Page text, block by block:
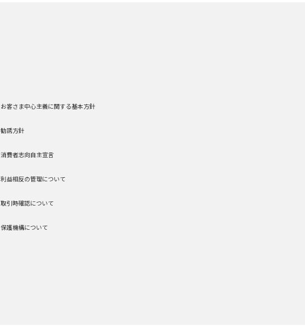
お客さま中心主義に関する基本方針
勧誘方針
消費者志向自主宣言
利益相反の管理について
取引時確認について
保護機構について